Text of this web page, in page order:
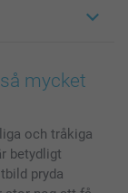
mycket
och tråkiga
betydligt
pryda